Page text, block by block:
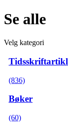
Se alle
Velg kategori
(836)
Bøker
(60)